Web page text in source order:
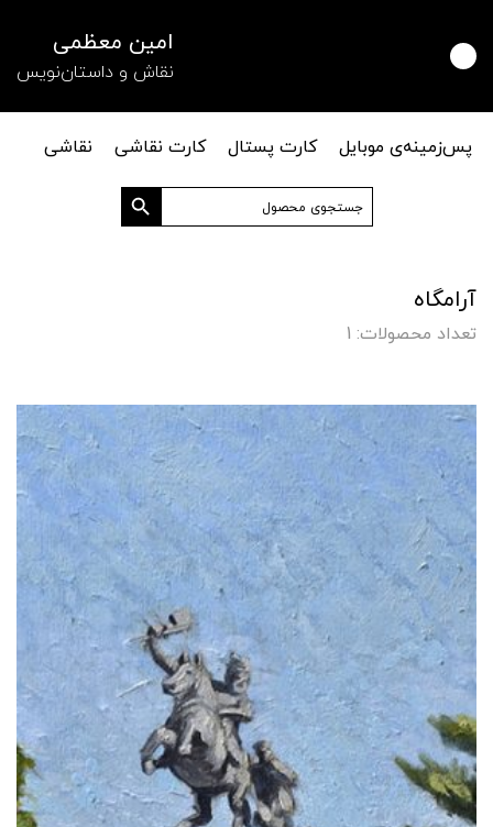
امین معظمی
نقاش و داستان‌نویس
پس‌زمینه‌ی موبایل کارت پستال کارت نقاشی
نقاشی
جستجو
برای:
دکمه جستجو
آرامگاه
تعداد محصولات: 1